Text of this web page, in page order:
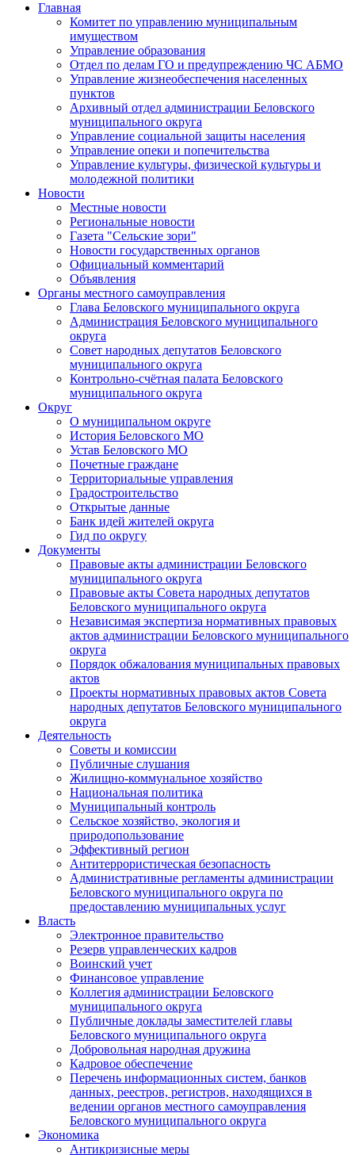
Главная
Комитет по управлению муниципальным
имуществом
Управление образования
Отдел по делам ГО и предупреждению ЧС АБМО
Управление жизнеобеспечения населенных
пунктов
Архивный отдел администрации Беловского
муниципального округа
Управление социальной защиты населения
Управление опеки и попечительства
Управление культуры, физической культуры и
молодежной политики
Новости
Местные новости
Региональные новости
Газета "Сельские зори"
Новости государственных органов
Официальный комментарий
Объявления
Органы местного самоуправления
Глава Беловского муниципального округа
Администрация Беловского муниципального
округа
Совет народных депутатов Беловского
муниципального округа
Контрольно-счётная палата Беловского
муниципального округа
Округ
О муниципальном округе
История Беловского МО
Устав Беловского МО
Почетные граждане
Территориальные управления
Градостроительство
Открытые данные
Банк идей жителей округа
Гид по округу
Документы
Правовые акты администрации Беловского
муниципального округа
Правовые акты Совета народных депутатов
Беловского муниципального округа
Независимая экспертиза нормативных правовых
актов администрации Беловского муниципального
округа
Порядок обжалования муниципальных правовых
актов
Проекты нормативных правовых актов Совета
народных депутатов Беловского муниципального
округа
Деятельность
Советы и комиссии
Публичные слушания
Жилищно-коммунальное хозяйство
Национальная политика
Муниципальный контроль
Сельское хозяйство, экология и
природопользование
Эффективный регион
Антитеррористическая безопасность
Административные регламенты администрации
Беловского муниципального округа по
предоставлению муниципальных услуг
Власть
Электронное правительство
Резерв управленческих кадров
Воинский учет
Финансовое управление
Коллегия администрации Беловского
муниципального округа
Публичные доклады заместителей главы
Беловского муниципального округа
Добровольная народная дружина
Кадровое обеспечение
Перечень информационных систем, банков
данных, реестров, регистров, находящихся в
ведении органов местного самоуправления
Беловского муниципального округа
Экономика
Антикризисные меры